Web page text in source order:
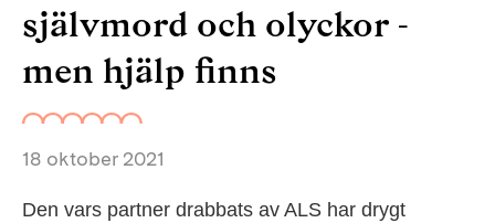
självmord och olyckor -
men hjälp finns
18 oktober 2021
Den vars partner drabbats av ALS har drygt